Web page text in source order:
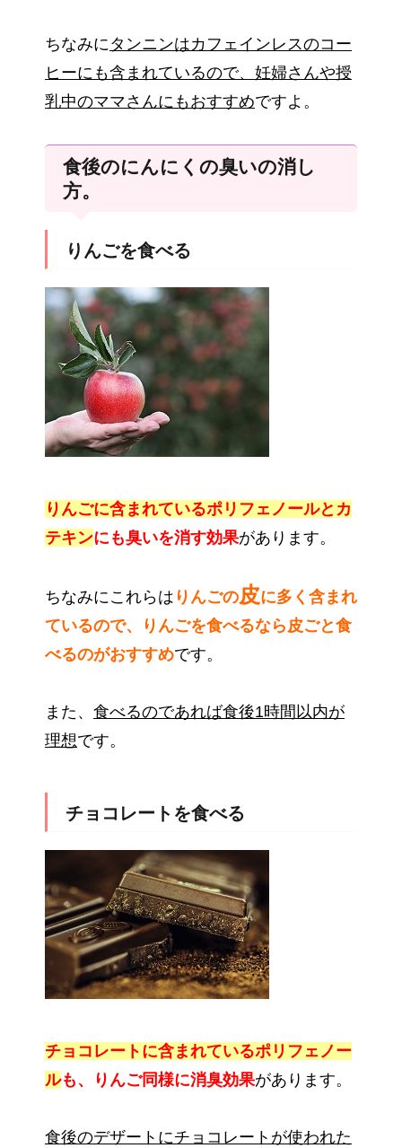
ちなみにタンニンはカフェインレスのコー
ヒーにも含まれているので、妊婦さんや授
乳中のママさんにもおすすめですよ。
食後のにんにくの臭いの消し
方。
りんごを食べる
りんごに含まれているポリフェノールとカ
テキンにも臭いを消す効果があります。
ちなみにこれらは りんごの皮に多く含まれ
ているので、りんごを食べるなら皮ごと食
べるのがおすすめです。
また、 食べるのであれば食後1時間以内が
理想です。
チョコレートを食べる
チョコレートに含まれているポリフェノー
ルも、りんご同様に消臭効果があります。
食後のデザートにチョコレートが使われた